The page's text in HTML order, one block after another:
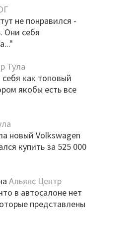
не понравился -
Они себя
Тула
как топовый
якобы есть все
новый Volkswagen
купить за 525 000
Альянс Центр
в автосалоне нет
представлены